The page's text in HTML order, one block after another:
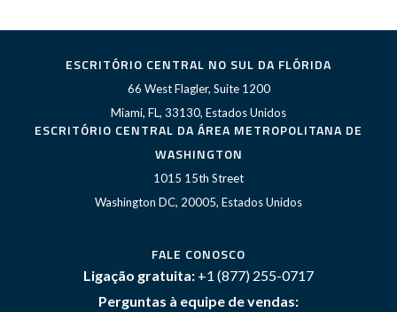
ESCRITÓRIO CENTRAL NO SUL DA FLÓRIDA
66 West Flagler, Suite 1200
Miami, FL, 33130, Estados Unidos
ESCRITÓRIO CENTRAL DA ÁREA METROPOLITANA DE
WASHINGTON
1015 15th Street
Washington DC, 20005, Estados Unidos
FALE CONOSCO
Ligação gratuita: +1 (877) 255-0717
Perguntas à equipe de vendas: